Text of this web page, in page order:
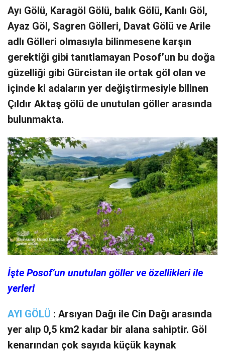
Ayı Gölü, Karagöl Gölü, balık Gölü, Kanlı Göl,
Ayaz Göl, Sagren Gölleri, Davat Gölü ve Arile
adlı Gölleri olmasıyla bilinmesene karşın
gerektiği gibi tanıtlamayan Posof’un bu doğa
güzelliği gibi Gürcistan ile ortak göl olan ve
içinde ki adaların yer değiştirmesiyle bilinen
Çıldır Aktaş gölü de unutulan göller arasında
bulunmakta.
İşte Posof’un unutulan göller ve özellikleri ile
yerleri
AYI GÖLÜ : Arsıyan Dağı ile Cin Dağı arasında
yer alıp 0,5 km2 kadar bir alana sahiptir. Göl
kenarından çok sayıda küçük kaynak